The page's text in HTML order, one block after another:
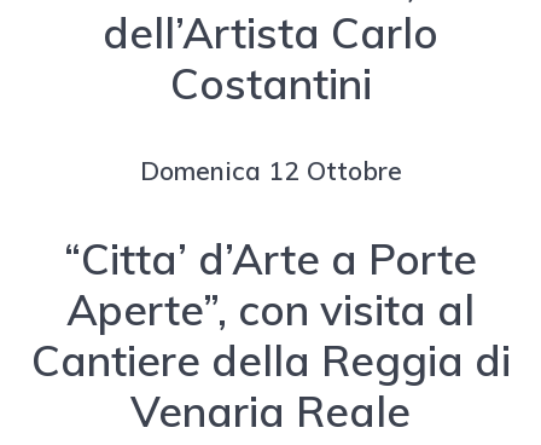
dell’Artista Carlo
Costantini
Domenica 12 Ottobre
“Citta’ d’Arte a Porte
Aperte”, con visita al
Cantiere della Reggia di
Venaria Reale